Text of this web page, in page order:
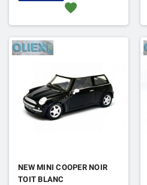
favorite
NEW MINI COOPER NOIR
TOIT BLANC